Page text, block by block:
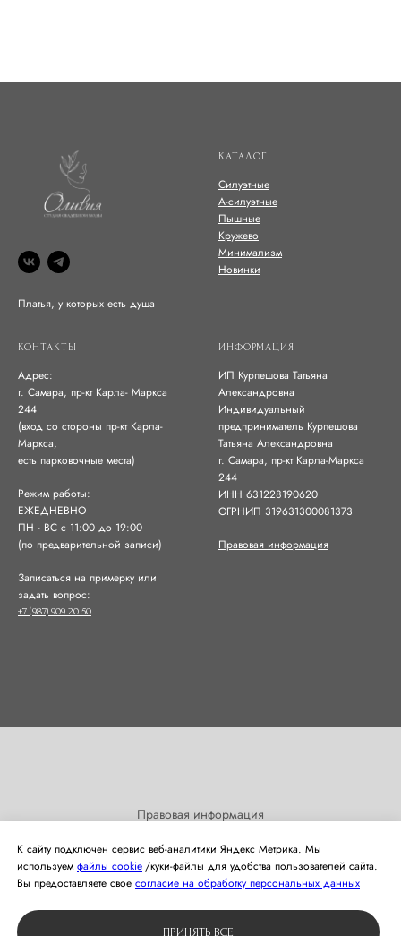
Платья, у которых есть душа
КАТАЛОГ
Силуэтные
А-силуэтные
Пышные
Кружево
Минимализм
Новинки
КОНТАКТЫ
Адрес:
г. Самара, пр-кт Карла- Маркса
244
(вход со стороны пр-кт Карла-
Маркса,
есть парковочные места)
Режим работы:
ЕЖЕДНЕВНО
ПН - ВС с 11:00 до 19:00
(по предварительной записи)
Записаться на примерку или
задать вопрос:
+7 (987) 909 20 50
ИНФОРМАЦИЯ
ИП Курпешова Татьяна
Александровна
Индивидуальный
предприниматель Курпешова
Татьяна Александровна
г. Самара, пр-кт Карла-Маркса
244
ИНН 631228190620
ОГРНИП 319631300081373
Правовая информация
Правовая информация
рассылок
Политика использования cookies
© 2024 Студия свадебной моды Оливия
К сайту подключен сервис веб-аналитики Яндекс Метрика. Мы
используемфайлы cookie/куки‑файлы для удобства пользователей сайта.
Вы предоставляете свое согласие на обработку персональных данных
ПРИНЯТЬ ВСЕ